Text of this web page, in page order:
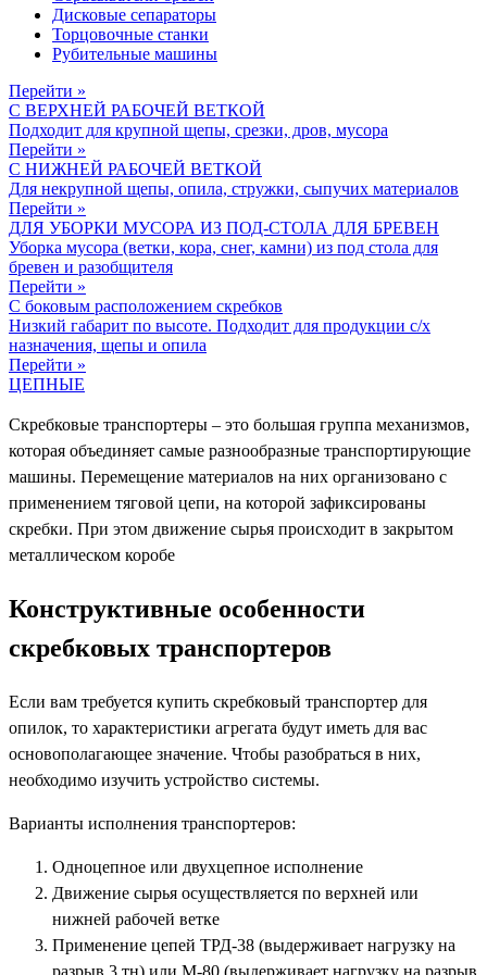
Дисковые сепараторы
Торцовочные станки
Рубительные машины
Перейти »
С ВЕРХНЕЙ РАБОЧЕЙ ВЕТКОЙ
Подходит для крупной щепы, срезки, дров, мусора
Перейти »
С НИЖНЕЙ РАБОЧЕЙ ВЕТКОЙ
Для некрупной щепы, опила, стружки, сыпучих материалов
Перейти »
ДЛЯ УБОРКИ МУСОРА ИЗ ПОД-СТОЛА ДЛЯ БРЕВЕН
Уборка мусора (ветки, кора, снег, камни) из под стола для
бревен и разобщителя
Перейти »
С боковым расположением скребков
Низкий габарит по высоте. Подходит для продукции с/х
назначения, щепы и опила
Перейти »
ЦЕПНЫЕ
Скребковые транспортеры – это большая группа механизмов,
которая объединяет самые разнообразные транспортирующие
машины. Перемещение материалов на них организовано с
применением тяговой цепи, на которой зафиксированы
скребки. При этом движение сырья происходит в закрытом
металлическом коробе
Конструктивные особенности
скребковых транспортеров
Если вам требуется купить скребковый транспортер для
опилок, то характеристики агрегата будут иметь для вас
основополагающее значение. Чтобы разобраться в них,
необходимо изучить устройство системы.
Варианты исполнения транспортеров:
Одноцепное или двухцепное исполнение
Движение сырья осуществляется по верхней или
нижней рабочей ветке
Применение цепей ТРД-38 (выдерживает нагрузку на